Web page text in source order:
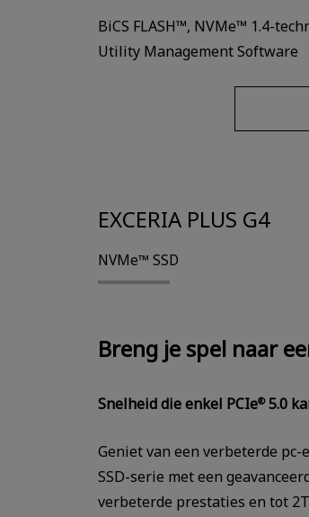
BiCS FLASH™, NVMe™ 1.4-
Utility Management Software
EXCERIA PLUS G4
NVMe™ SSD
Breng je spel naar
Snelheid die enkel PCIe®5.0
Geniet van een verbeterde pc-
SSD-serie met een
verbeterde prestaties en tot